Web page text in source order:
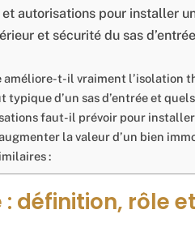
autorisations pour installer
et sécurité du sas d’entrée
améliore-t-il vraiment l’isolation
typique d’un sas d’entrée et
faut-il prévoir pour installer
la valeur d’un bien
:
: définition, rôle